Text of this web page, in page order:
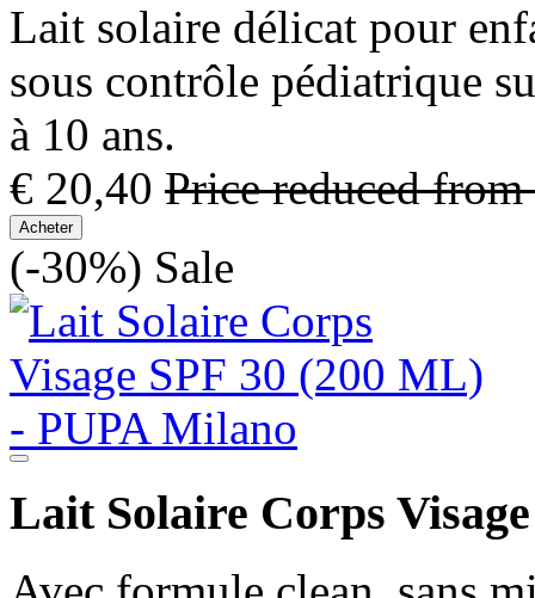
Lait solaire délicat pour
sous contrôle pédiatrique
à 10 ans.
€ 20,40 Price reduced from
Acheter
(-30%) Sale
Lait Solaire Corps